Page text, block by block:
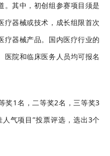
。其中，初创组参赛项目须是
疗器械或技术，成长组限首次
疗器械产品。国内医疗行业的
医院和临床医务人员均可报名
奖1名，二等奖2名，三等奖3
气项目”投票评选，选出3个